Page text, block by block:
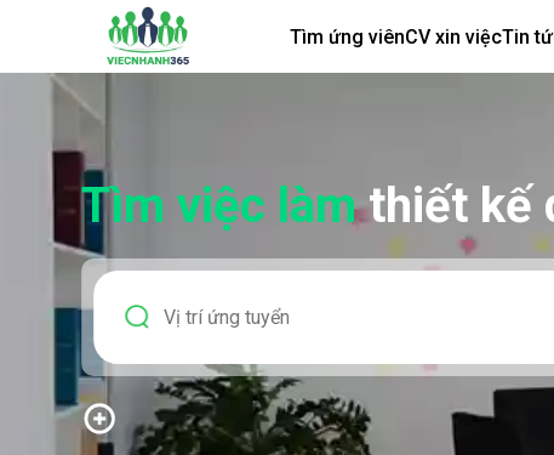
Tìm ứng viênCV xin việcTin
Tìm việc làmthiết kế